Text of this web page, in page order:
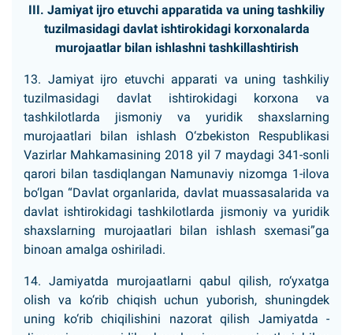
III. Jamiyat ijro etuvchi apparatida va uning tashkiliy
tuzilmasidagi davlat ishtirokidagi korxonalarda
murojaatlar bilan ishlashni tashkillashtirish
13. Jamiyat ijro etuvchi apparati va uning tashkiliy
tuzilmasidagi davlat ishtirokidagi korxona va
tashkilotlarda jismoniy va yuridik shaxslarning
murojaatlari bilan ishlash O‘zbekiston Respublikasi
Vazirlar Mahkamasining 2018 yil 7 maydagi 341-sonli
qarori bilan tasdiqlangan Namunaviy nizomga 1-ilova
bo‘lgan “Davlat organlarida, davlat muassasalarida va
davlat ishtirokidagi tashkilotlarda jismoniy va yuridik
shaxslarning murojaatlari bilan ishlash sxemasi”ga
binoan amalga oshiriladi.
14. Jamiyatda murojaatlarni qabul qilish, ro‘yxatga
olish va ko‘rib chiqish uchun yuborish, shuningdek
uning ko‘rib chiqilishini nazorat qilish Jamiyatda -